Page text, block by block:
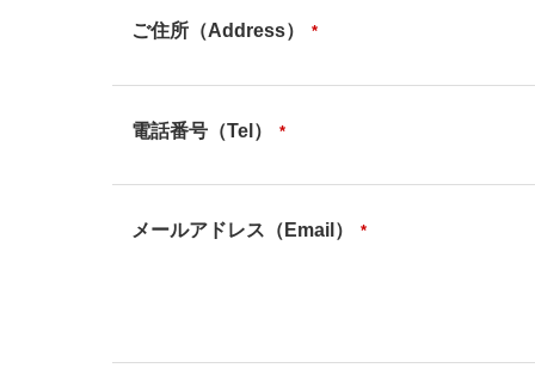
ご住所（Address） *
電話番号（Tel） *
メールアドレス（Email） *